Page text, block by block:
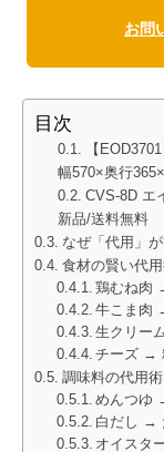
お問
目次
【
幅570×奥行
CVS-8D エ
新品/送料無料
なぜ「代用」
食材の賢い代
鶏むね肉
牛こま肉
生クリー
チーズ →
調味料の代用
めんつゆ
白だし →
オイスタ